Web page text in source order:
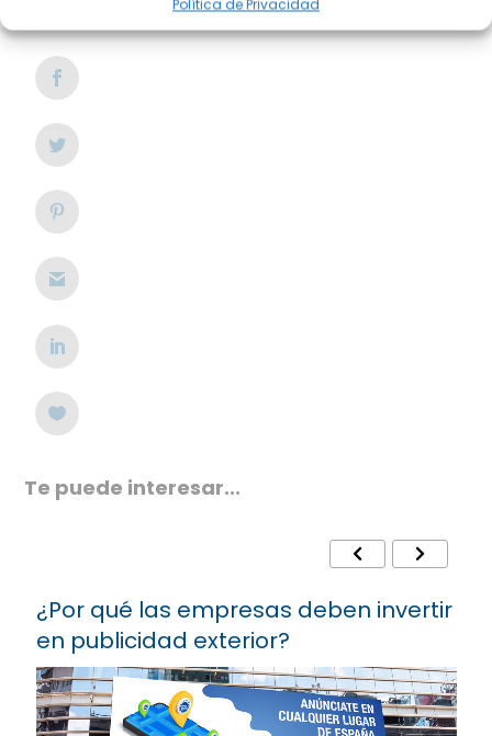
Política de Privacidad
Te puede interesar...
¿Por qué las empresas deben invertir
en publicidad exterior?